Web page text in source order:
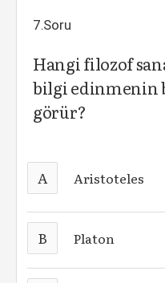
7.Soru
Hangi filozof
bilgi edinmenin
görür?
A Aristoteles
B Platon